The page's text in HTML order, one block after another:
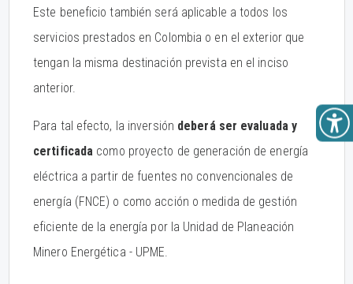
Este beneficio también será aplicable a todos los
servicios prestados en Colombia o en el exterior que
tengan la misma destinación prevista en el inciso
anterior.
Para tal efecto, la inversión deberá ser evaluada y
certificada como proyecto de generación de energía
eléctrica a partir de fuentes no convencionales de
energía (FNCE) o como acción o medida de gestión
eficiente de la energía por la Unidad de Planeación
Minero Energética - UPME.